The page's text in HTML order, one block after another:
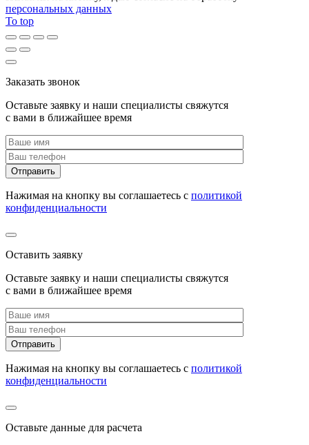
персональных данных
To top
Заказать звонок
Оставьте заявку и наши специалисты свяжутся
с вами в ближайшее время
Нажимая на кнопку вы соглашаетесь с политикой
конфиденциальности
Оставить заявку
Оставьте заявку и наши специалисты свяжутся
с вами в ближайшее время
Нажимая на кнопку вы соглашаетесь с политикой
конфиденциальности
Оставьте данные для расчета